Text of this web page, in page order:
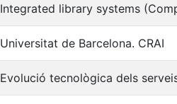
Integrated library systems
Universitat de Barcelona. CRAI
Evolució tecnològica dels